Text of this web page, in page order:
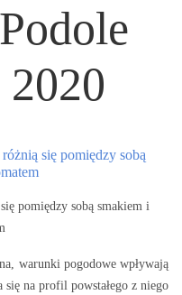
pomiędzy sobą smakiem i
warunki pogodowe wpływają
się na profil powstałego z niego